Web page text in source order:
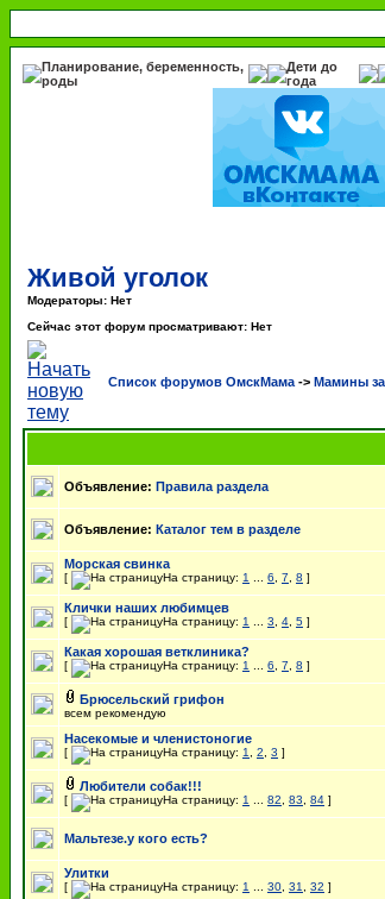
Планирование, беременность,
роды
Дети до
года
Живой уголок
Модераторы: Нет
Сейчас этот форум просматривают: Нет
Список форумов ОмскМама -> Мамины
Объявление: Правила раздела
Объявление: Каталог тем в разделе
Морская свинка
[ На страницу: 1 6 7 8 ]
Клички наших любимцев
[ На страницу: 1 3 4 5 ]
Какая хорошая ветклиника?
[ На страницу: 1 6 7 8 ]
Брюсельский грифон
всем рекомендую
Насекомые и членистоногие
[ На страницу: 1 2 3 ]
Любители собак!!!
[ На страницу: 1 82 83 84 ]
Мальтезе.у кого есть?
Улитки
[ На страницу: 1 30 31 32 ]